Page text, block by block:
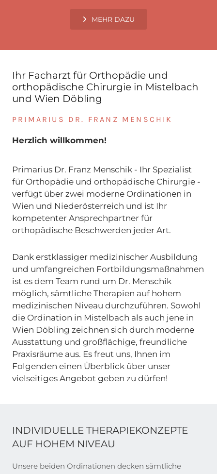
MEHR DAZU
Ihr Facharzt für Orthopädie und
orthopädische Chirurgie in Mistelbach
und Wien Döbling
PRIMARIUS DR. FRANZ MENSCHIK
Herzlich willkommen!
Primarius Dr. Franz Menschik - Ihr Spezialist
für Orthopädie und orthopädische Chirurgie -
verfügt über zwei moderne Ordinationen in
Wien und Niederösterreich und ist Ihr
kompetenter Ansprechpartner für
orthopädische Beschwerden jeder Art.
Dank erstklassiger medizinischer Ausbildung
und umfangreichen Fortbildungsmaßnahmen
ist es dem Team rund um Dr. Menschik
möglich, sämtliche Therapien auf hohem
medizinischen Niveau durchzuführen. Sowohl
die Ordination in Mistelbach als auch jene in
Wien Döbling zeichnen sich durch moderne
Ausstattung und großflächige, freundliche
Praxisräume aus. Es freut uns, Ihnen im
Folgenden einen Überblick über unser
vielseitiges Angebot geben zu dürfen!
INDIVIDUELLE THERAPIEKONZEPTE
AUF HOHEM NIVEAU
Unsere beiden Ordinationen decken sämtliche